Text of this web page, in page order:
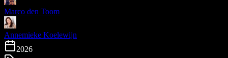
Marco den Toom
Annemieke Koelewijn
2026